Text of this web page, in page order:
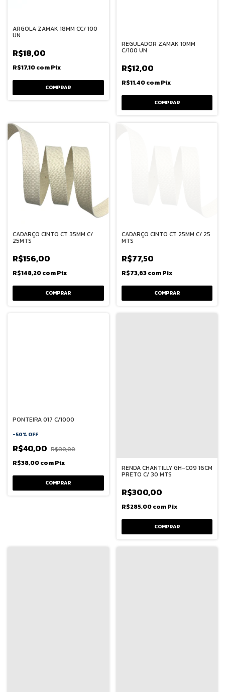
ARGOLA ZAMAK 18MM CC/ 100
UN
R$18,00
R$17,10comPix
COMPRAR
REGULADOR ZAMAK 10MM
C/100 UN
R$12,00
R$11,40comPix
COMPRAR
CADARÇO CINTO CT 35MM C/
25MTS
R$156,00
R$148,20comPix
CADARÇO CINTO CT 25MM C/ 25
MTS
R$77,50
R$73,63comPix
PONTEIRA 017 C/1000
-50% OFF
R$40,00 R$80,00
R$38,00comPix
COMPRAR
RENDA CHANTILLY GH-C09 16CM
PRETO C/ 30 MTS
R$300,00
R$285,00comPix